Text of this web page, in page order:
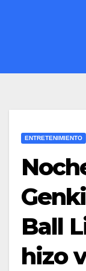
ENTRETENIMIENTO
Ball
hizo